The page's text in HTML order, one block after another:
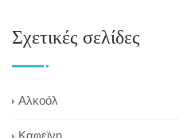
Σχετικές σελίδες
Αλκοόλ